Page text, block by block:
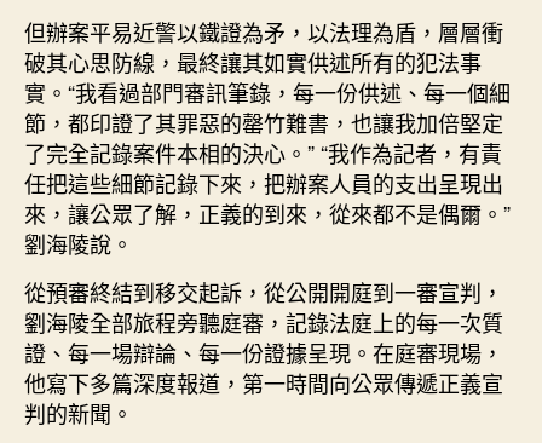
但辦案平易近警以鐵證為矛，以法理為盾，層層衝
破其心思防線，最終讓其如實供述所有的犯法事
實。“我看過部門審訊筆錄，每一份供述、每一個細
節，都印證了其罪惡的罄竹難書，也讓我加倍堅定
了完全記錄案件本相的決心。” “我作為記者，有責
任把這些細節記錄下來，把辦案人員的支出呈現出
來，讓公眾了解，正義的到來，從來都不是偶爾。”
劉海陵說。
從預審終結到移交起訴，從公開開庭到一審宣判，
劉海陵全部旅程旁聽庭審，記錄法庭上的每一次質
證、每一場辯論、每一份證據呈現。在庭審現場，
他寫下多篇深度報道，第一時間向公眾傳遞正義宣
判的新聞。